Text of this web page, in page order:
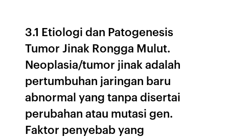
3.1 Etiologi dan Patogenesis
Tumor Jinak Rongga Mulut.
Neoplasia/tumor jinak adalah
pertumbuhan jaringan baru
abnormal yang tanpa disertai
perubahan atau mutasi gen.
Faktor penyebab yang